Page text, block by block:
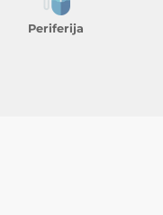
Periferija